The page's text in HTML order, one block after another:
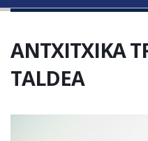
ANTXITXIKA
TALDEA